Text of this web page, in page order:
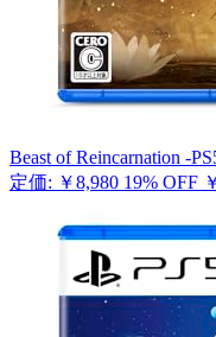
Beast of Reincarnation -
定価: ￥8,980 19% OFF